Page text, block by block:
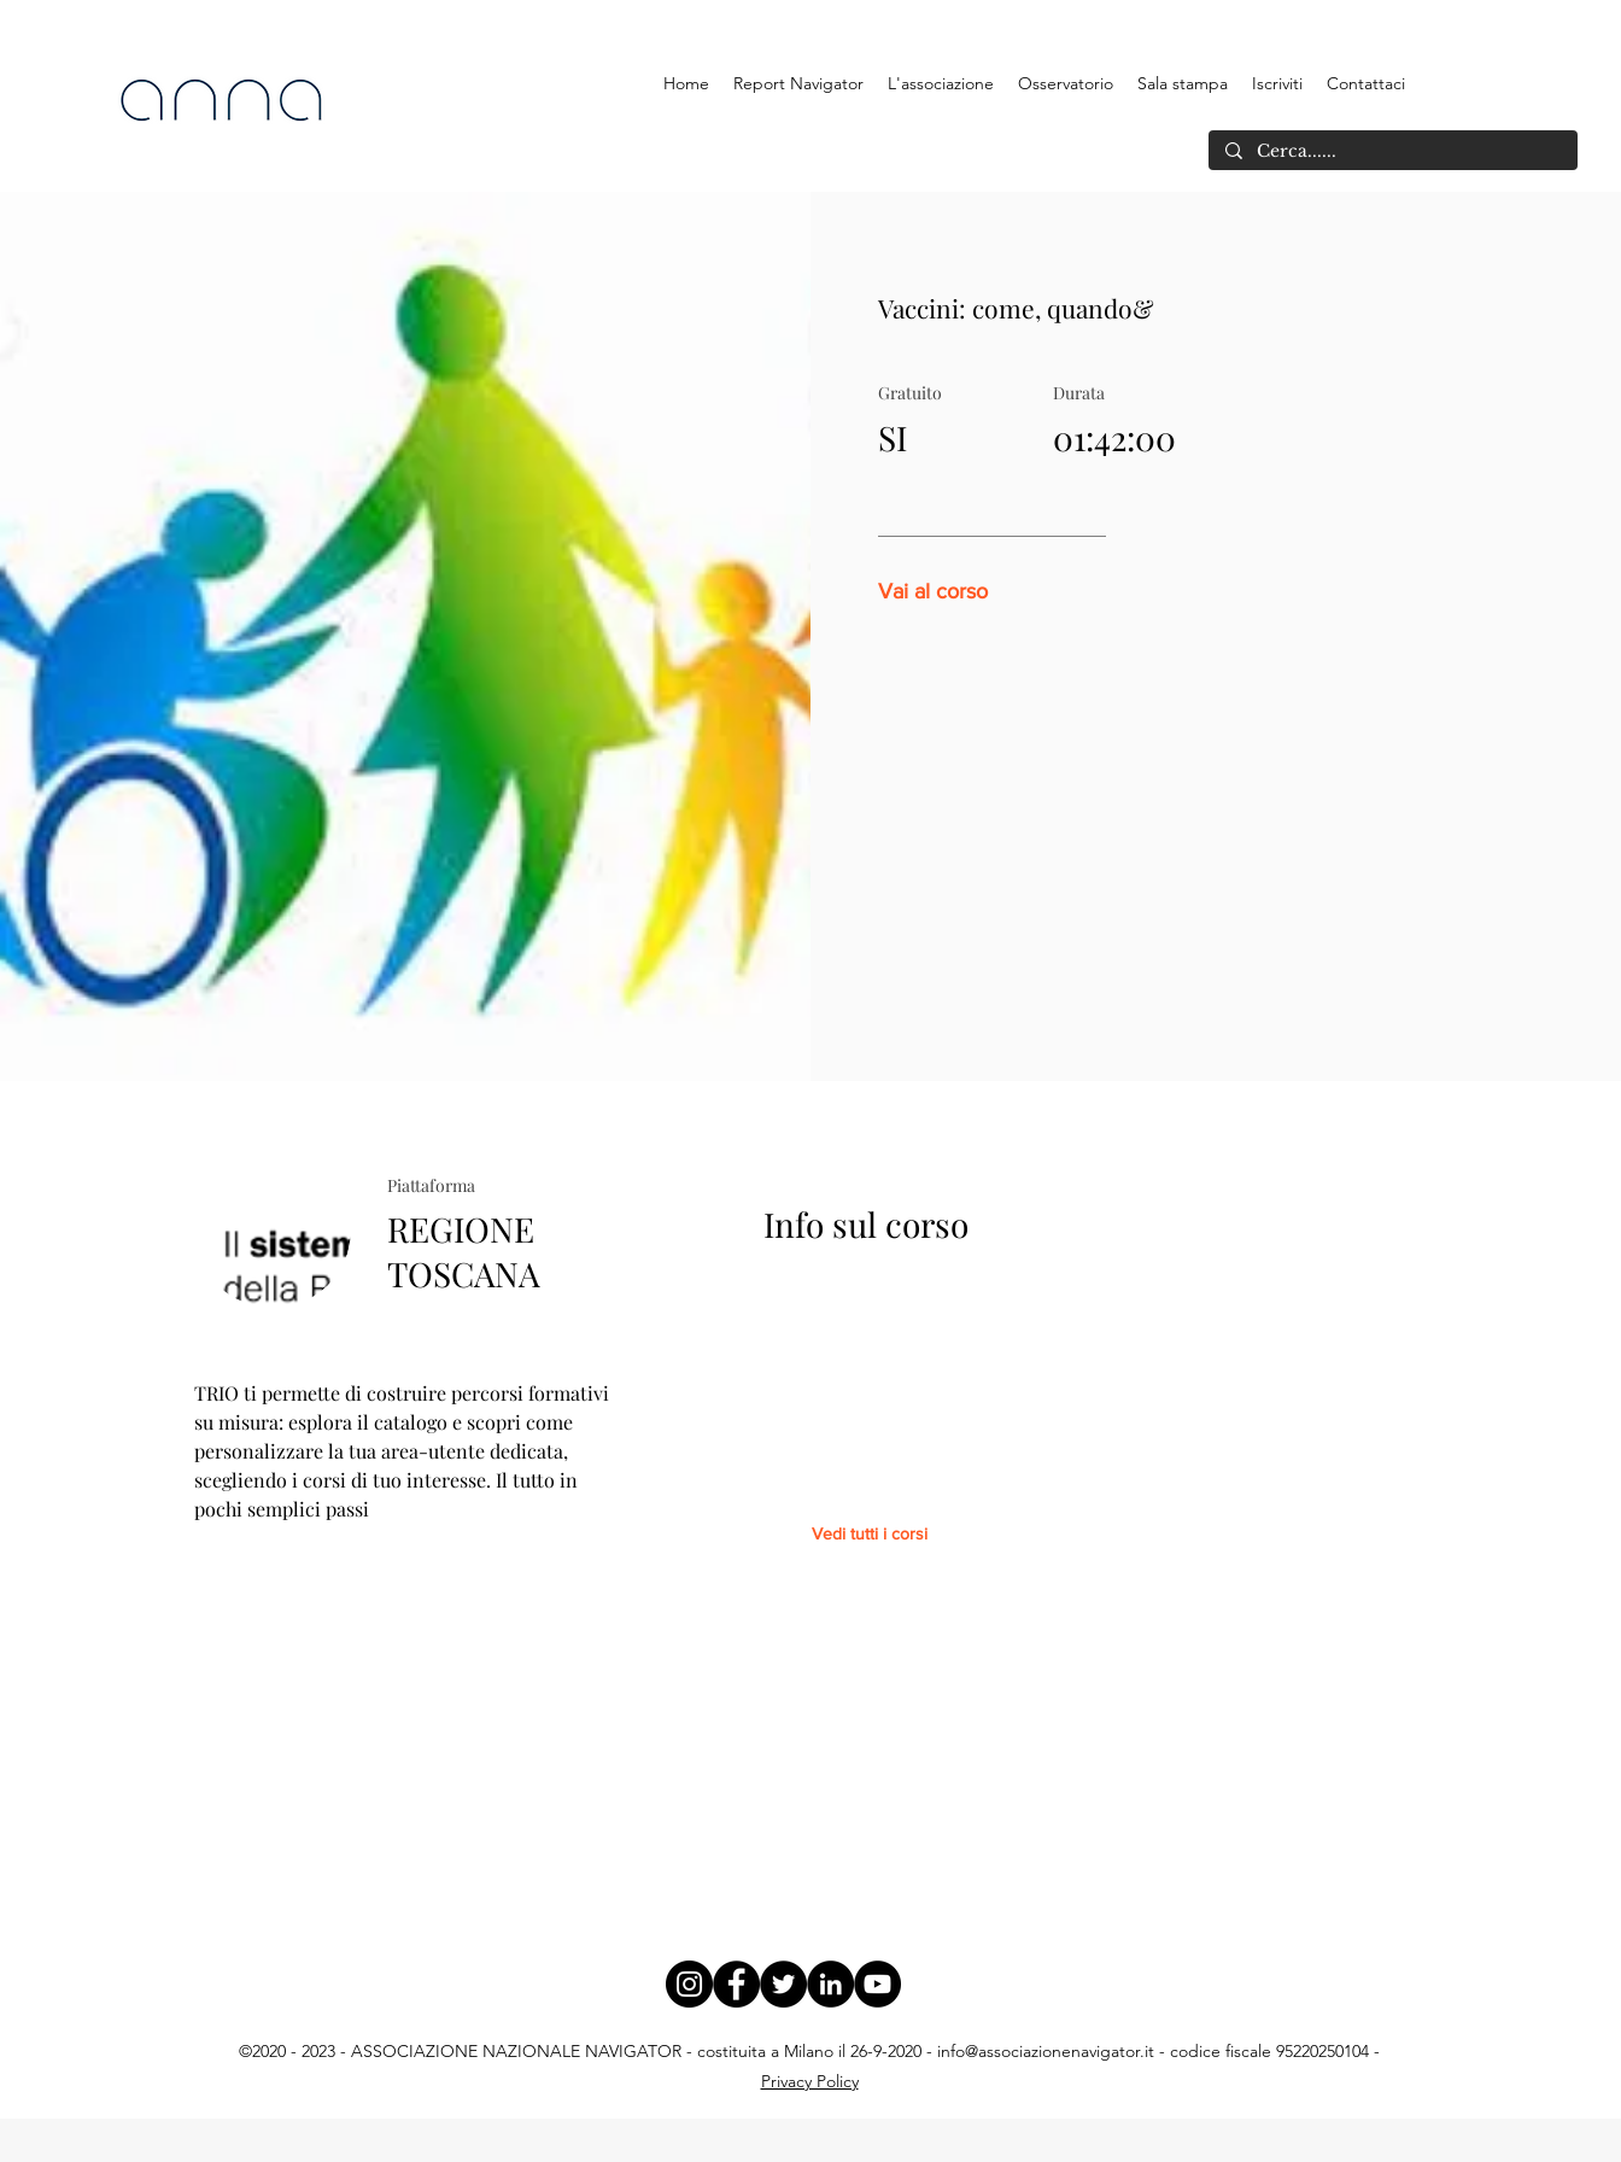
Home Report Navigator L'associazione Osservatorio Sala stampa Iscriviti Contattaci
Vaccini: come, quando&
Gratuito
SI
Durata
01:42:00
Vai al corso
Piattaforma
REGIONE
TOSCANA
TRIO ti permette di costruire percorsi formativi
su misura: esplora il catalogo e scopri come
personalizzare la tua area-utente dedicata,
scegliendo i corsi di tuo interesse. Il tutto in
pochi semplici passi
Info sul corso
Vedi tutti i corsi
©2020 - 2023 - ASSOCIAZIONE NAZIONALE NAVIGATOR - costituita a Milano il 26-9-2020 - info@associazionenavigator.it - codice fiscale 95220250104 -
Privacy Policy